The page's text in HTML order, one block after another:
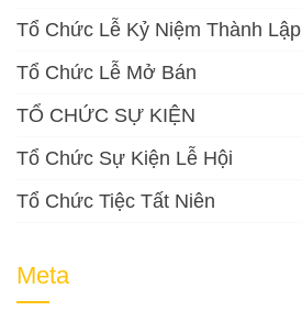
Tổ Chức Lễ Kỷ Niệm Thành Lập
Tổ Chức Lễ Mở Bán
TỔ CHỨC SỰ KIỆN
Tổ Chức Sự Kiện Lễ Hội
Tổ Chức Tiệc Tất Niên
Meta